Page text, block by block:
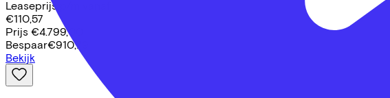
Leaseprijs p/m vanaf
€110,57
Prijs €4.799,00
Bespaar€910,79
Bekijk